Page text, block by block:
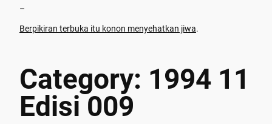
h
–
Berpikiran terbuka itu konon menyehatkan jiwa.
Category: 1994 11
Edisi 009